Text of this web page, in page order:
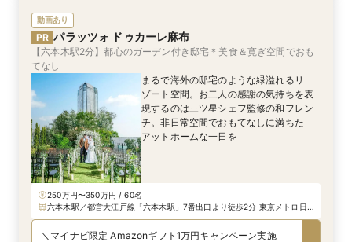
動画あり
PR パラッツォ ドゥカーレ麻布
【六本木駅2分】都心のガーデン付き邸宅＊美食＆寛ぎ空間でおも
てなし
まるで海外の邸宅のような緑溢れるリ
ゾート空間。お二人の感謝の気持ちを表
現するのは三ツ星シェフ監修の和フレン
チ。非日常空間でおもてなしに満ちた
アットホームな一日を
250万円〜350万円 / 60名
六本木駅／都営大江戸線「六本木駅」7番出口より徒歩2分 東京メトロ日
比谷線「六本木駅」4a出口より、徒歩3分 千代田線「乃木坂駅」3番出口
より徒歩5分
＼マイナビ限定 Amazonギフト1万円キャンペーン実施